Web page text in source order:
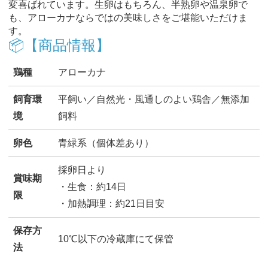
変喜ばれています。生卵はもちろん、半熟卵や温泉卵で
も、アローカナならではの美味しさをご堪能いただけま
す。
📦【商品情報】
鶏種 アローカナ
飼育環
境
平飼い／自然光・風通しのよい鶏舎／無添加
飼料
卵色 青緑系（個体差あり）
賞味期
限
採卵日より
・生食：約14日
・加熱調理：約21日目安
保存方
法
10℃以下の冷蔵庫にて保管